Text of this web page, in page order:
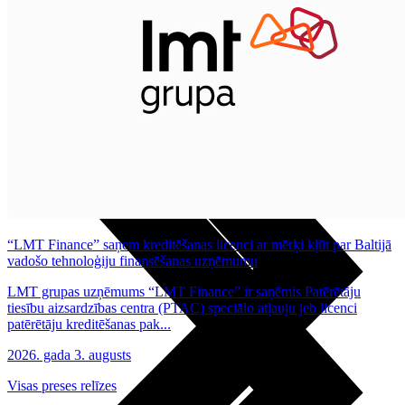
Maksas un tarifi Latvijā
Maksas un tarifi ārzemēs
LMT Kartes iespējas
Kur nopirkt
Kā kļūt par LMT klientu
eSIM tehnoloģija
“LMT Finance” saņem kreditēšanas licenci ar mērķi kļūt par Baltijā
vadošo tehnoloģiju finansēšanas uzņēmumu
LMT grupas uzņēmums “LMT Finance” ir saņēmis Patērētāju
tiesību aizsardzības centra (PTAC) speciālo atļauju jeb licenci
patērētāju kreditēšanas pak...
2026. gada 3. augusts
Visas preses relīzes